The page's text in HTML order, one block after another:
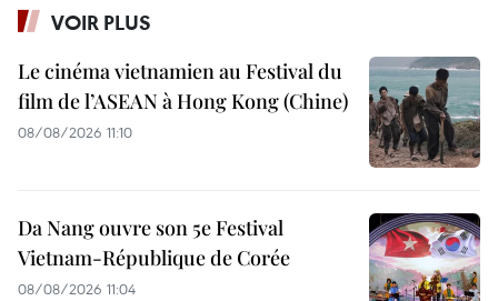
VOIR PLUS
Le cinéma vietnamien au Festival du
film de l’ASEAN à Hong Kong (Chine)
08/08/2026 11:10
Da Nang ouvre son 5e Festival
Vietnam-République de Corée
08/08/2026 11:04